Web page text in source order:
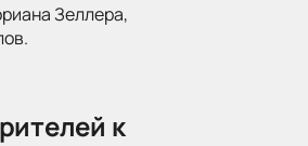
Зеллера,
к